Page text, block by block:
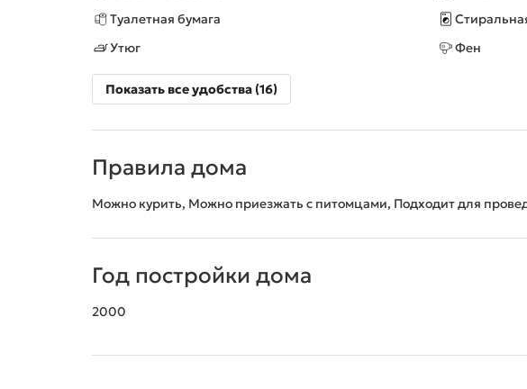
Туалетная бумага
Утюг
Фен
Показать все удобства (16)
Правила дома
Можно курить, Можно приезжать с питомцами, Подходит для
Год постройки дома
2000